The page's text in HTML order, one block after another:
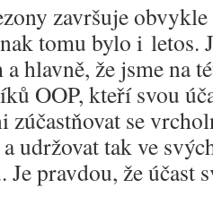
završuje
tomu bylo i letos.
hlavně, že jsme na
OOP, kteří svou
zúčastňovat se
udržovat tak ve
Je pravdou, že